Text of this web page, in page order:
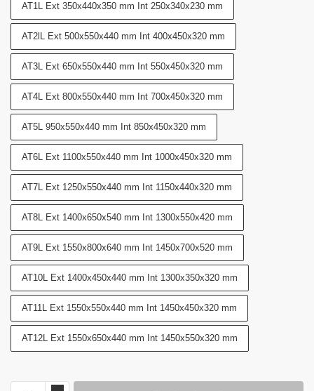
AT1L Ext 350x440x350 mm Int 250x340x230 mm
AT2lL Ext 500x550x440 mm Int 400x450x320 mm
AT3L Ext 650x550x440 mm Int 550x450x320 mm
AT4L Ext 800x550x440 mm Int 700x450x320 mm
AT5L 950x550x440 mm Int 850x450x320 mm
AT6L Ext 1100x550x440 mm Int 1000x450x320 mm
AT7L Ext 1250x550x440 mm Int 1150x440x320 mm
AT8L Ext 1400x650x540 mm Int 1300x550x420 mm
AT9L Ext 1550x800x640 mm Int 1450x700x520 mm
AT10L Ext 1400x450x440 mm Int 1300x350x320 mm
AT11L Ext 1550x550x440 mm Int 1450x450x320 mm
AT12L Ext 1550x650x440 mm Int 1450x550x320 mm